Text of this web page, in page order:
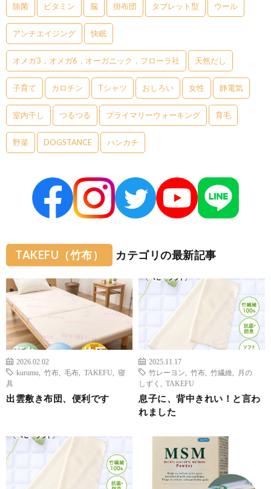
除菌 ビタミン 脳 掛布団 タブレット型 ウール
アンチエイジング 快眠
オメガ3，オメガ6，オーガニック，フローラ社 天然だし
子育て カロチン Tシャツ おしろい 女性 静電気
室内干し つるつる プライマリーウォーキング 育毛
野菜 DOGSTANCE ハンカチ
TAKEFU（竹布） カテゴリの最新記事
2026.02.02
kurumu
竹布 毛布 TAKEFU
寝
具
出雲敷き布団、便利です
2025.11.17
竹レーヨン
竹布 竹繊維
月の
しずく
TAKEFU
息子に、背中きれい！と言わ
れました